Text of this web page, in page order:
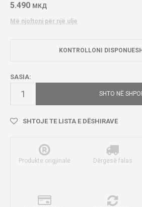
5.490 МКД
Më njoftoni për një ulje
KONTROLLONI
SASIA:
SHTO NË
SHTOJE TE LISTA E DËSHIRAVE
Produkte origjinale Dërgesë falas